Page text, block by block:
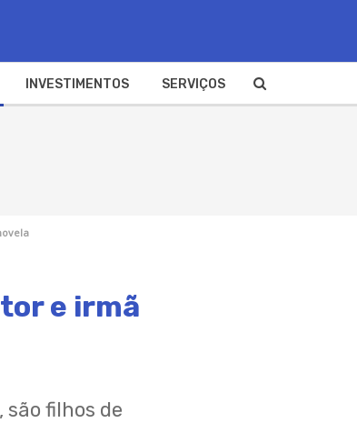
INVESTIMENTOS SERVIÇOS
e irmã
filhos de